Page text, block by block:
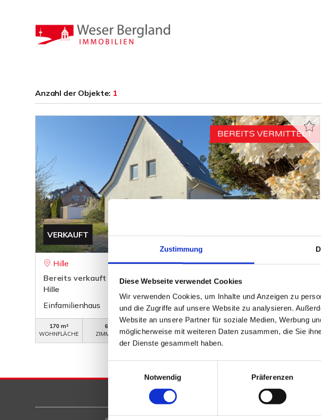
Zustimmung
Diese Webseite verwendet Cookies
Wir verwenden Cookies, um Inhalte und Anzeigen zu
und die Zugriffe auf unsere Website zu analysieren.
Website an unsere Partner für soziale Medien, Werbung
möglicherweise mit weiteren Daten zusammen, die Sie
der Dienste gesammelt haben.
Notwendig
Präferenzen
Anzahl der Objekte: 1
VERKAUFT
Hille
Bereits verkauft - Großzügiges Wohnambiente in zentrale Lage von
Hille
Einfamilienhaus
170 m²
WOHNFLÄCHE
6
ZIMMER
OBJEKTNUMMER
ZUM EXPOSÉ
PARTNER &